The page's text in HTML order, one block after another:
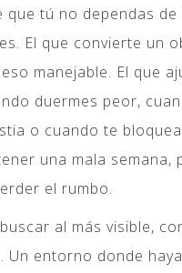
que tú no dependas de
El que convierte un
manejable. El que
duermes peor,
o cuando te
una mala semana,
el rumbo.
al más visible,
Un entorno donde haya